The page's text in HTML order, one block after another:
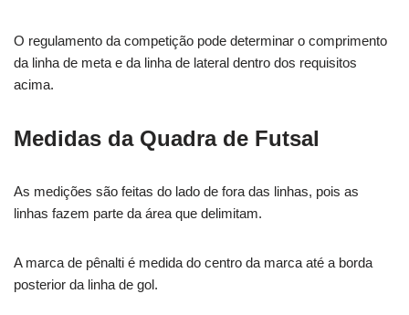
O regulamento da competição pode determinar o comprimento
da linha de meta e da linha de lateral dentro dos requisitos
acima.
Medidas da Quadra de Futsal
As medições são feitas do lado de fora das linhas, pois as
linhas fazem parte da área que delimitam.
A marca de pênalti é medida do centro da marca até a borda
posterior da linha de gol.